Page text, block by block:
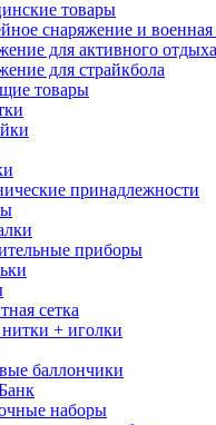
товары
снаряжение и
для активного
для страйкбола
товары
принадлежности
приборы
сетка
+ иголки
баллончики
наборы